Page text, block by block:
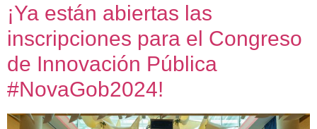
¡Ya están abiertas las
inscripciones para el Congreso
de Innovación Pública
#NovaGob2024!